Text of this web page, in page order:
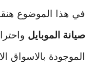
في هذا الموضوع
صيانة الموبايل
الموجودة بالاسواق